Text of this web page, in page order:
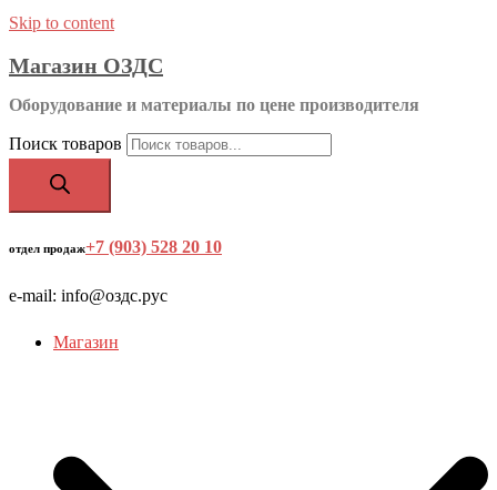
Skip to content
Магазин ОЗДС
Оборудование и материалы по цене производителя
Поиск товаров
отдел продаж+7 (903) 528 20 10
e-mail: info@оздс.рус
Магазин